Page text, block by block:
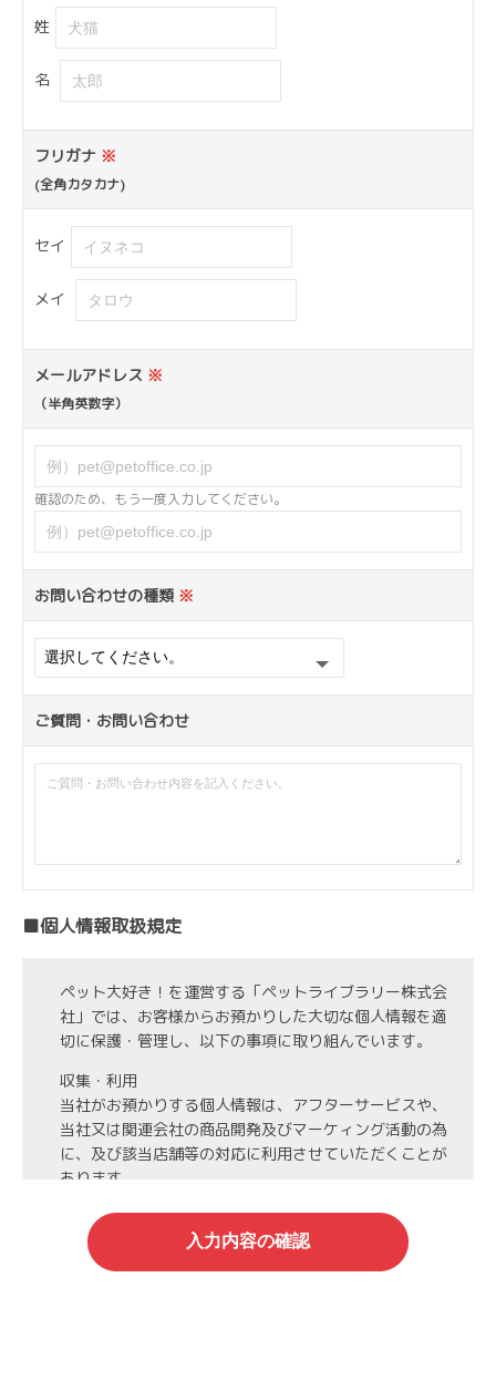
姓
名
フリガナ ※
(全角カタカナ)
セイ
メイ
メールアドレス ※
（半角英数字）
確認のため、もう一度入力してください。
お問い合わせの種類 ※
ご質問・お問い合わせ
■個人情報取扱規定
ペット大好き！を運営する「ペットライブラリー株式会
社」では、お客様からお預かりした大切な個人情報を適
切に保護・管理し、以下の事項に取り組んでいます。
収集・利用
当社がお預かりする個人情報は、アフターサービスや、
当社又は関連会社の商品開発及びマーケィング活動の為
に、及び該当店舗等の対応に利用させていただくことが
あります。
第3者への開示・委託先の管理
当社がお預かりする個人情報は、お客様の同意・承諾を
得た場合や法令等に基づく開示・提供が必要な場合、人